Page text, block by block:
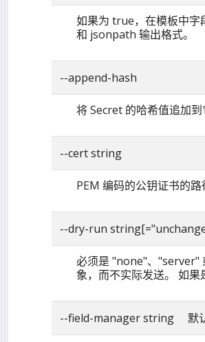
如果为 true，在模板中字
和 jsonpath 输出格式。
--append-hash
将 Secret 的哈希值追加到
--cert string
PEM 编码的公钥证书的路
--dry-run
必须是 "none"、"server"
象，而不实际发送。 如果
--field-manager string 默